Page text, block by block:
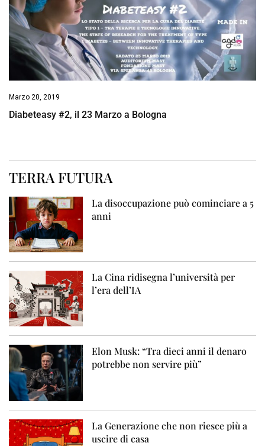
Marzo 20, 2019
Diabeteasy #2, il 23 Marzo a Bologna
TERRA FUTURA
La disoccupazione può cominciare a 5
anni
La Cina ridisegna l’università per
l’era dell’IA
Elon Musk: “Tra dieci anni il denaro
potrebbe non servire più”
La Generazione che non riesce più a
uscire di casa